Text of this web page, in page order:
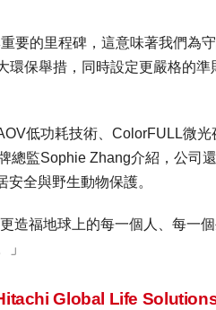
要的里程碑，這意味著我們為
保舉措，同時設定更嚴格的準
低功耗技術、ColorFULL微光
總監Sophie Zhang介紹，公司還
安全與野生動物保護。
造福地球上的每一個人、每一
Global Life